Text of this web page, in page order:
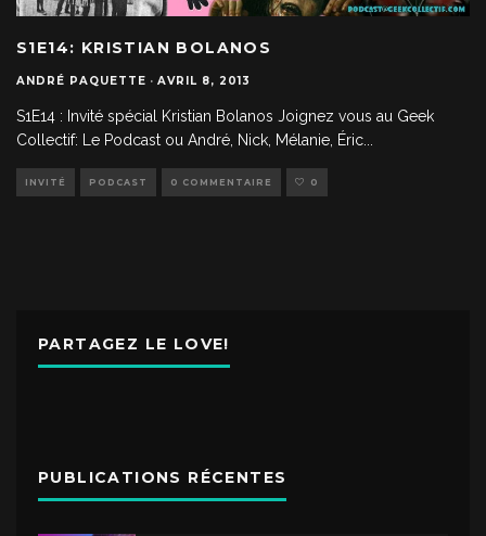
S1E14: KRISTIAN BOLANOS
ANDRÉ PAQUETTE · AVRIL 8, 2013
S1E14 : Invité spécial Kristian Bolanos Joignez vous au Geek
Collectif: Le Podcast ou André, Nick, Mélanie, Éric...
INVITÉ PODCAST 0 COMMENTAIRE 0
PARTAGEZ LE LOVE!
PUBLICATIONS RÉCENTES